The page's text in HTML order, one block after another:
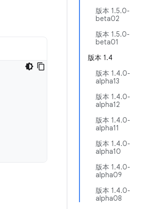
版本 1.5.0-
beta02
版本 1.5.0-
beta01
版本 1.4
版本 1.4.0-
alpha13
版本 1.4.0-
alpha12
版本 1.4.0-
alpha11
版本 1.4.0-
alpha10
版本 1.4.0-
alpha09
版本 1.4.0-
alpha08